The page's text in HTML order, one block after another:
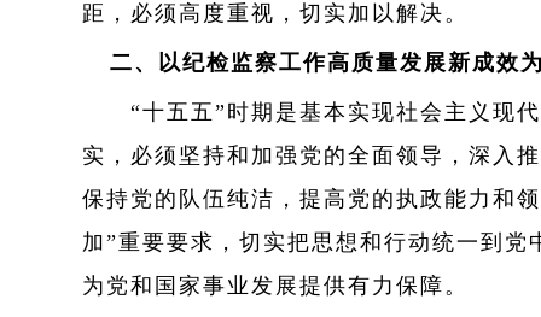
距，必须高度重视，切实加以解决。
二、以纪检监察工作高质量发展新成效
“十五五”时期是基本实现社会主义现代
实，必须坚持和加强党的全面领导，深入
保持党的队伍纯洁，提高党的执政能力和
加”重要要求，切实把思想和行动统一到
为党和国家事业发展提供有力保障。